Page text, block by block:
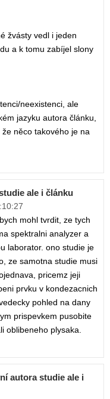
žvásty vedl i jeden
a k tomu zabíjel slony
neexistenci, ale
jazyku autora článku,
něco takového je na
ale i článku
mohl tvrdit, ze tych
spektralni analyzer a
laborator. ono studie je
ze samotna studie musi
pricemz jeji
prvku v kondezacnich
pohled na dany
prispevkem pusobite
oblibeneho plysaka.
autora studie ale i